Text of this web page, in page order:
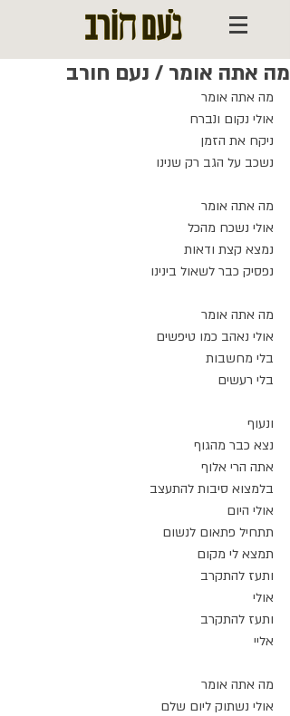
מה אתה אומר / נעם חורב
מה אתה אומר
אולי נקום ונברח
ניקח את הזמן
נשכב על הגב רק שנינו
מה אתה אומר
אולי נשכח מהכל
נמצא קצת ודאות
נפסיק כבר לשאול בינינו
מה אתה אומר
אולי נאהב כמו טיפשים
בלי מחשבות
בלי רעשים
ונעוף
נצא כבר מהגוף
אתה הרי אלוף
בלמצוא סיבות להתעצב
אולי היום
תתחיל פתאום לנשום
תמצא לי מקום
ותעז להתקרב
אולי
ותעז להתקרב
אליי
מה אתה אומר
אולי נשתוק ליום שלם